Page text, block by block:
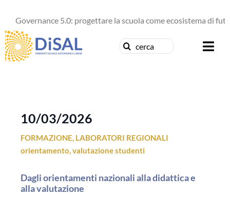
contenuto
Governance 5.0: progettare la scuola come ecosistema di futuro
Cerca
Formazione
10/03/2026
FORMAZIONE, LABORATORI REGIONALI
orientamento,valutazione studenti
Dagli orientamenti nazionali alla didattica e
alla valutazione